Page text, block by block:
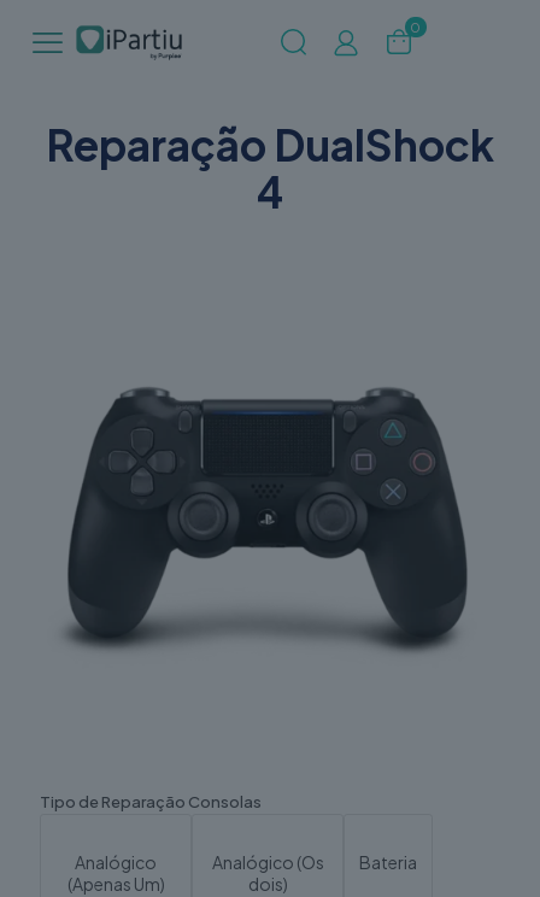
0
Reparação DualShock
4
Tipo de Reparação Consolas
Analógico
(Apenas Um)
Analógico (Os
dois)
Bateria